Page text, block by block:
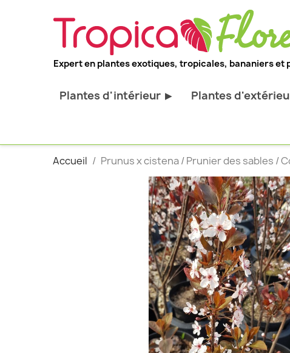
Expert en plantes exotiques, tropicales, bananiers et
Plantes d'intérieur ▶
Plantes pour bureau
Palmier d'intérieur
Cactus & Succulentes
Sujets d'exception
Plantes
Toutes les
Bananiers
Palmiers
Orchidées
Plantes et
décoratif
Plantes
Fourgères
Bambous et
Accueil Prunus x cistena / Prunier des sables /